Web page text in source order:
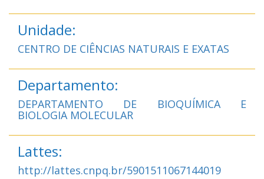
Unidade:
CENTRO DE CIÊNCIAS NATURAIS E EXATAS
Departamento:
DEPARTAMENTO DE BIOQUÍMICA E
BIOLOGIA MOLECULAR
Lattes:
http://lattes.cnpq.br/5901511067144019